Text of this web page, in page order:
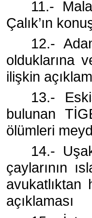
11.-
Çalık’ın
12.-
olduklarına
ilişkin
13.-
bulunan
ölümleri
14.-
çaylarının
avukatlıktan
açıklaması